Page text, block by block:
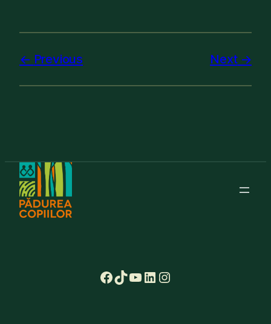
Previous Next
Facebook
TikTok
YouTube
LinkedIn
Instagram